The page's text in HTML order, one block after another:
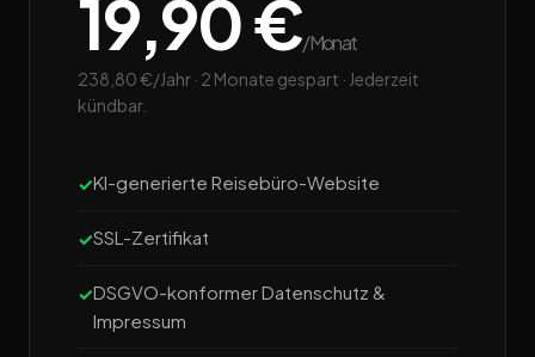
19,90 €/Monat
238,80 €/Jahr · 2 Monate gespart · Jederzeit
kündbar.
KI-generierte Reisebüro-Website
SSL-Zertifikat
DSGVO-konformer Datenschutz &
Impressum